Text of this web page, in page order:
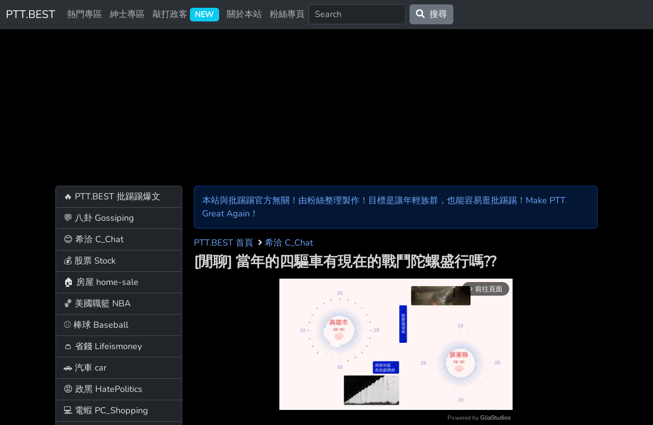
PTT.BEST 熱門專區 紳士專區 敲打政客 NEW 關於本站 粉絲專頁 搜尋
🔥 PTT.BEST 批踢踢爆文
💬 八卦 Gossiping
😊 希洽 C_Chat
💰 股票 Stock
🏠 房屋 home-sale
🏀 美國職籃 NBA
⚾ 棒球 Baseball
👛 省錢 Lifeismoney
🚗 汽車 car
😡 政黑 HatePolitics
💻 電蝦 PC_Shopping
本站與批踢踢官方無關！由粉絲整理製作！目標是讓年輕族群，也能容易逛批踢踢！Make PTT
Great Again！
PTT.BEST 首頁 希洽 C_Chat
[閒聊] 當年的四驅車有現在的戰鬥陀螺盛行嗎??
arrow_forward_ios 前往頁面
Powered by GliaStudios